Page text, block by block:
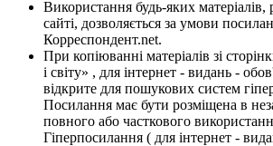
Використання будь-яких
сайті, дозволяється за умови
Корреспондент.net.
При копіюванні матеріалів зі
і світу» , для інтернет - видань -
відкрите для пошукових систем
Посилання має бути розміщена в
повного або часткового
Гіперпосилання ( для інтернет -